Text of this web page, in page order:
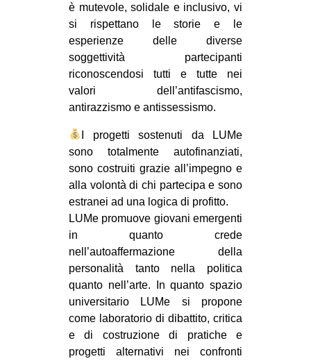
AFRICA
AMERICHE
ESTREMO ORIENTE
MEDIO ORIENTE
MONDO
EVENTI
in
Fb
tw
bsky
ms
SEARCH
è mutevole, solidale e inclusivo, vi
si rispettano le storie e le
esperienze delle diverse
soggettività partecipanti
riconoscendosi tutti e tutte nei
valori dell’antifascismo,
antirazzismo e antissessismo.
I progetti sostenuti da LUMe
sono totalmente autofinanziati,
sono costruiti grazie all’impegno e
alla volontà di chi partecipa e sono
estranei ad una logica di profitto.
LUMe promuove giovani emergenti
in quanto crede
nell’autoaffermazione della
personalità tanto nella politica
quanto nell’arte. In quanto spazio
universitario LUMe si propone
come laboratorio di dibattito, critica
e di costruzione di pratiche e
progetti alternativi nei confronti